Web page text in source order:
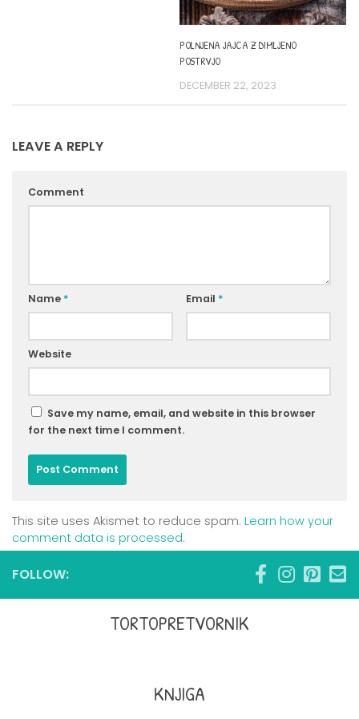
POLNJENA JAJCA Z DIMLJENO
POSTRVJO
DECEMBER 22, 2023
LEAVE A REPLY
Comment
Name * Email *
Website
Save my name, email, and website in this browser
for the next time I comment.
This site uses Akismet to reduce spam. Learn how your
comment data is processed.
FOLLOW:
TORTOPRETVORNIK
KNJIGA